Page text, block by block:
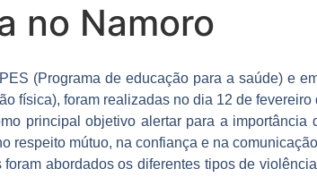
no Namoro
(Programa de educação para a saúde) e
física), foram realizadas no dia 12 de
principal objetivo alertar para a
respeito mútuo, na confiança e na
abordados os diferentes tipos de